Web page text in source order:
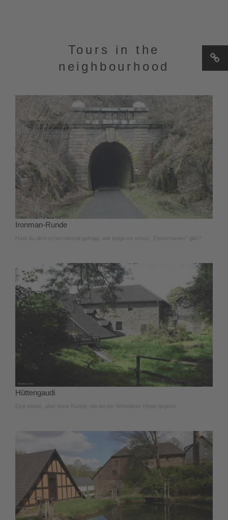
Tours in the
neighbourhood
Ironman-Runde
Hast du dich schon einmal gefragt, wie lange es schon „Eisenmänner“ gibt?
Hüttengaudi
Eine kleine, aber feine Runde, die an der Wendener Hütte beginnt.